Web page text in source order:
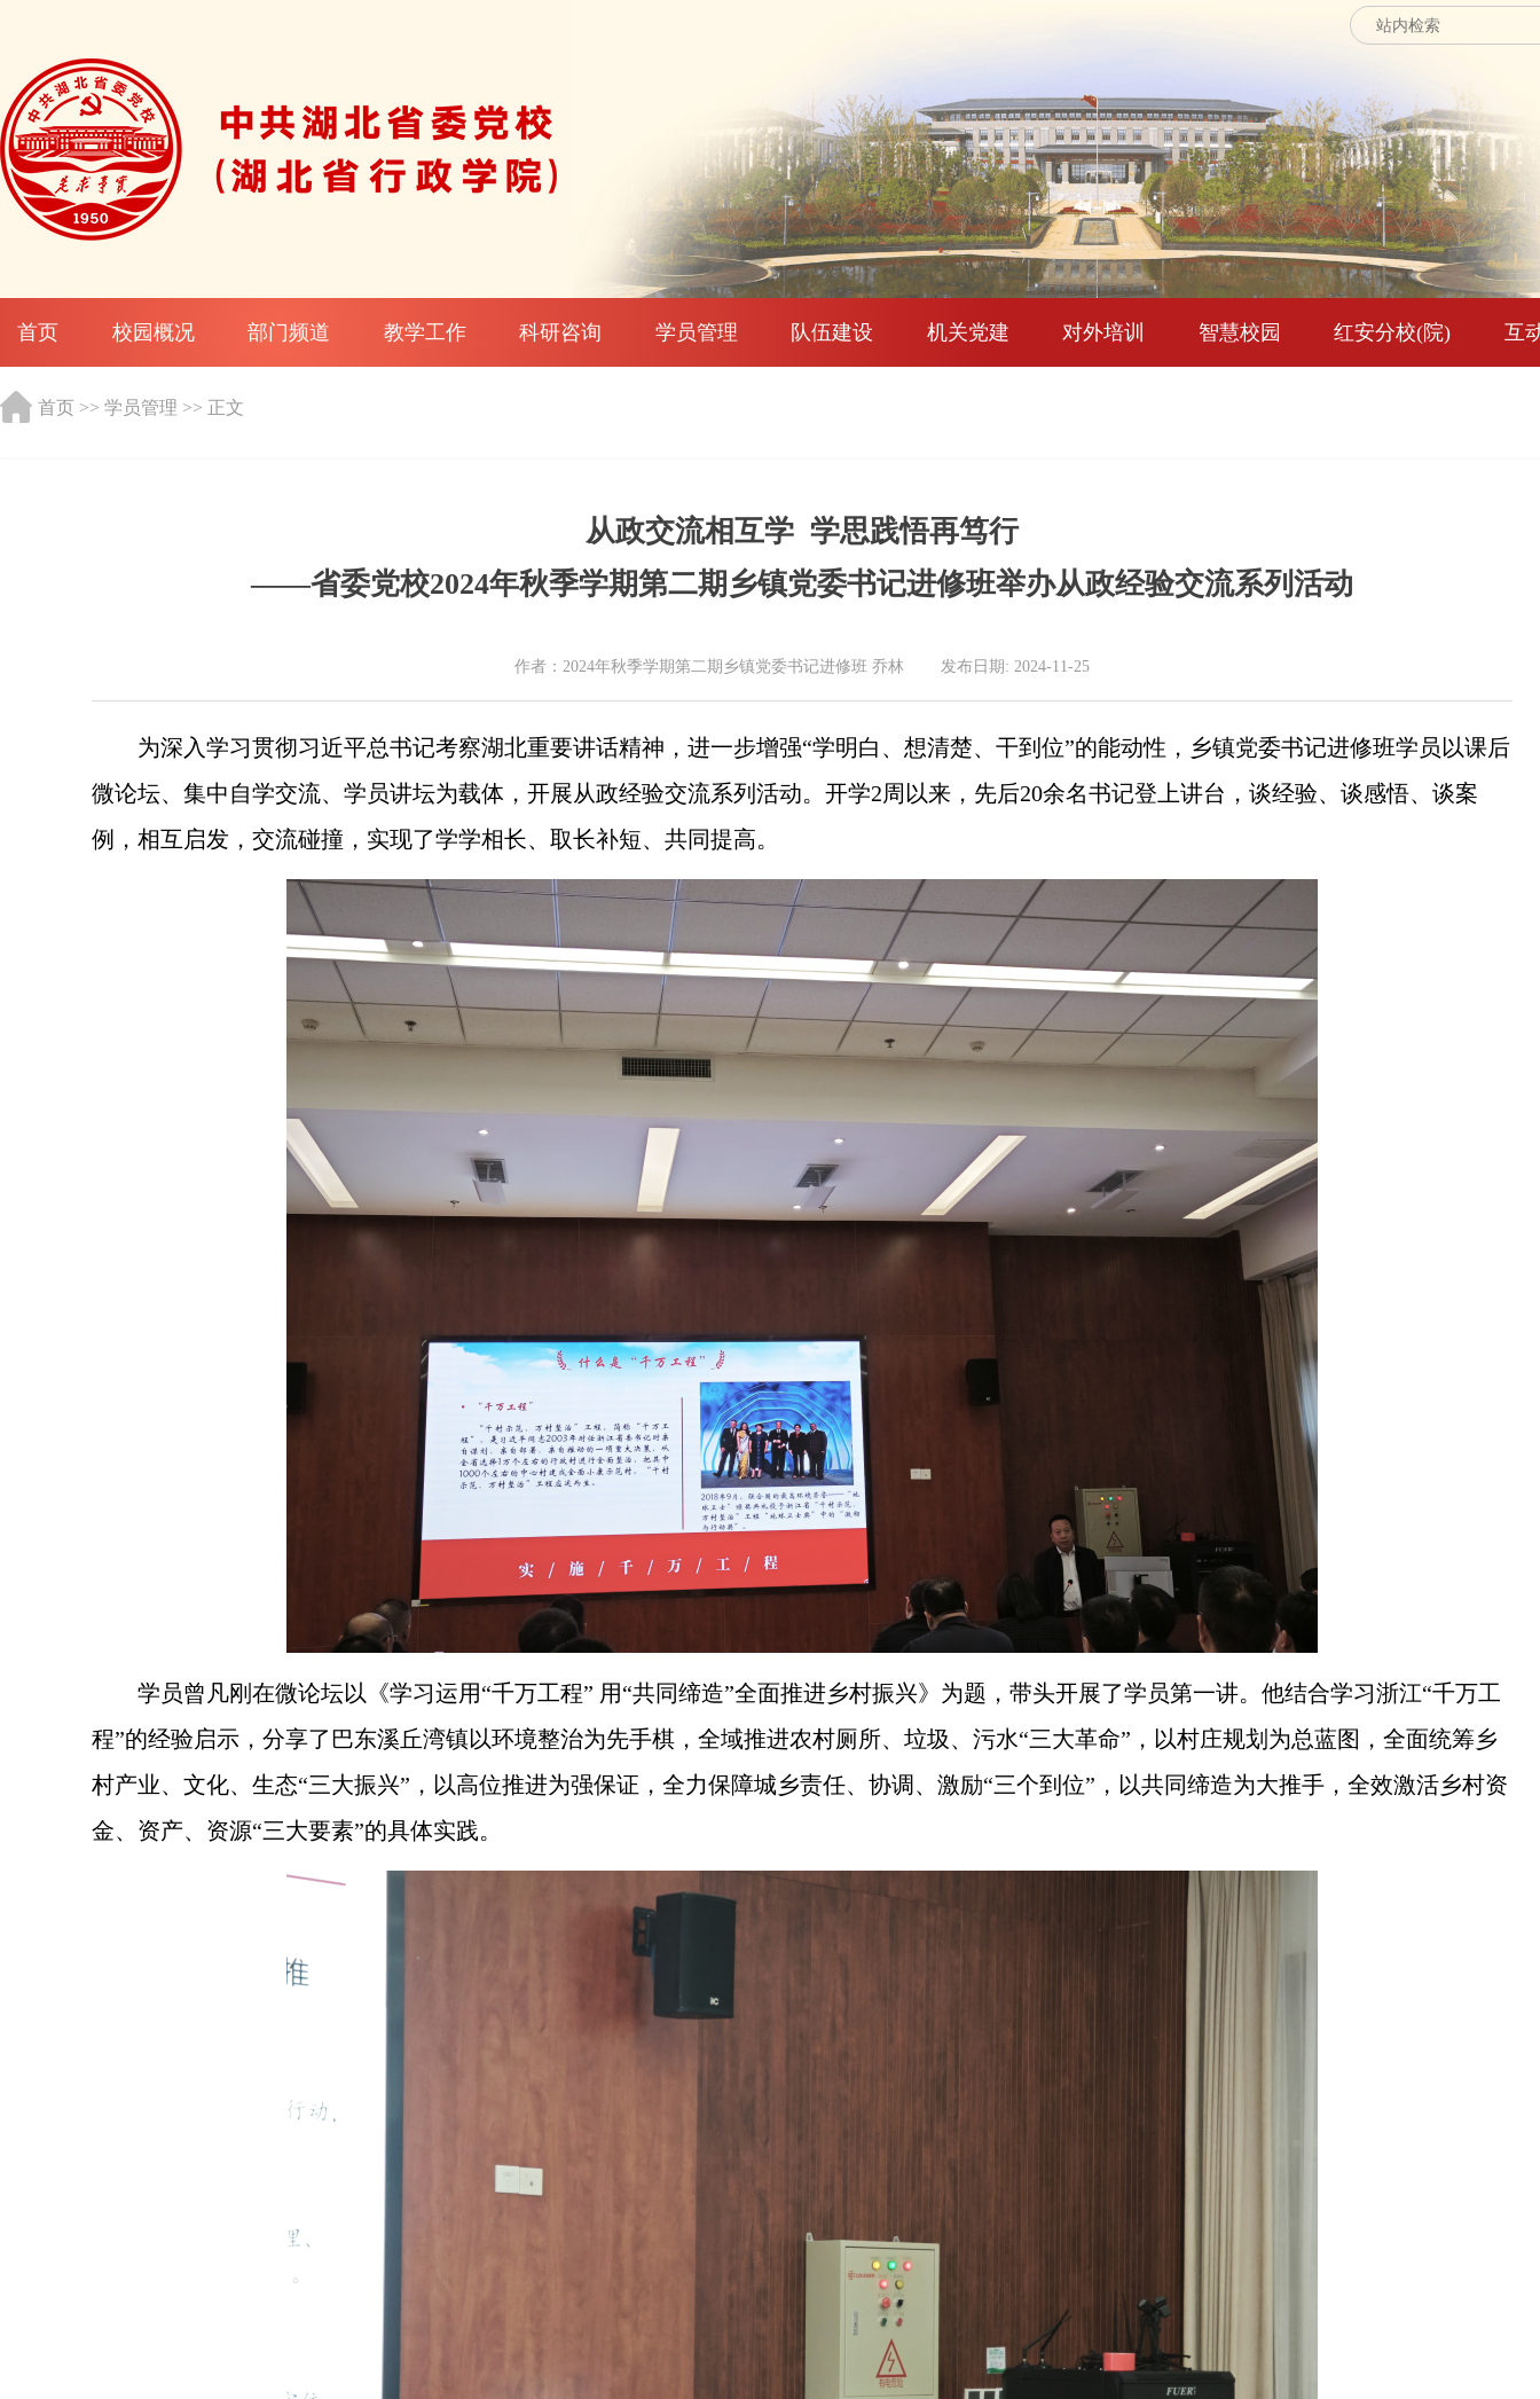
首页 校园概况 部门频道 教学工作 科研咨询 学员管理 队伍建设 机关党建 对外培训 智慧校园 红安分校(院) 互
首页 >> 学员管理 >> 正文
从政交流相互学 学思践悟再笃行
——省委党校2024年秋季学期第二期乡镇党委书记进修班举办从政经验交流系列活动
作者：2024年秋季学期第二期乡镇党委书记进修班 乔林 发布日期: 2024-11-25
为深入学习贯彻习近平总书记考察湖北重要讲话精神，进一步增强“学明白、想清楚、干到位”的能动性，乡镇党委书记进修班学员以课后
微论坛、集中自学交流、学员讲坛为载体，开展从政经验交流系列活动。开学2周以来，先后20余名书记登上讲台，谈经验、谈感悟、谈案
例，相互启发，交流碰撞，实现了学学相长、取长补短、共同提高。
学员曾凡刚在微论坛以《学习运用“千万工程” 用“共同缔造”全面推进乡村振兴》为题，带头开展了学员第一讲。他结合学习浙江“千万工
程”的经验启示，分享了巴东溪丘湾镇以环境整治为先手棋，全域推进农村厕所、垃圾、污水“三大革命”，以村庄规划为总蓝图，全面统筹乡
村产业、文化、生态“三大振兴”，以高位推进为强保证，全力保障城乡责任、协调、激励“三个到位”，以共同缔造为大推手，全效激活乡村资
金、资产、资源“三大要素”的具体实践。